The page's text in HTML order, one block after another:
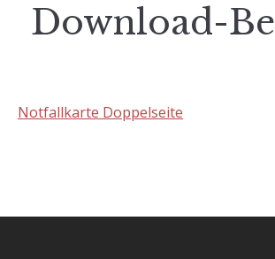
Download-
Notfallkarte Doppelseite